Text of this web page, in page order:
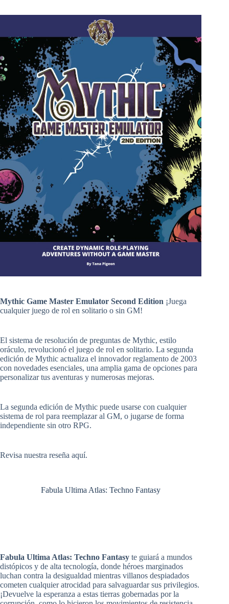
Mythic Game Master Emulator Second Edition ¡Juega
cualquier juego de rol en solitario o sin GM!
El sistema de resolución de preguntas de Mythic, estilo
oráculo, revolucionó el juego de rol en solitario. La segunda
edición de Mythic actualiza el innovador reglamento de 2003
con novedades esenciales, una amplia gama de opciones para
personalizar tus aventuras y numerosas mejoras.
La segunda edición de Mythic puede usarse con cualquier
sistema de rol para reemplazar al GM, o jugarse de forma
independiente sin otro RPG.
Revisa nuestra reseña aquí.
Fabula Ultima Atlas: Techno Fantasy
Fabula Ultima Atlas: Techno Fantasy te guiará a mundos
distópicos y de alta tecnología, donde héroes marginados
luchan contra la desigualdad mientras villanos despiadados
cometen cualquier atrocidad para salvaguardar sus privilegios.
¡Devuelve la esperanza a estas tierras gobernadas por la